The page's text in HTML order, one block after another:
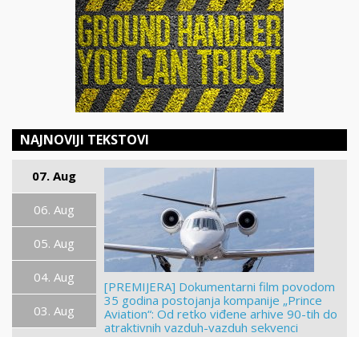
NAJNOVIJI TEKSTOVI
07. Aug
06. Aug
05. Aug
04. Aug
03. Aug
[PREMIJERA] Dokumentarni film povodom
35 godina postojanja kompanije „Prince
Aviation“: Od retko viđene arhive 90-tih do
atraktivnih vazduh-vazduh sekvenci